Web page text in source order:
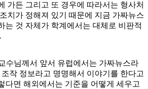
가든 그리고 또 경우에 따라서는 형사처
치가 정해져 있기 때문에 지금 가짜뉴스
는 것 자체가 학계에서는 대체로 비판적
.
수님께서 앞서 유럽에서는 가짜뉴스라
작 정보라고 명명해서 이야기를 한다고
다면 해외에서는 기준을 어떻게 세우고